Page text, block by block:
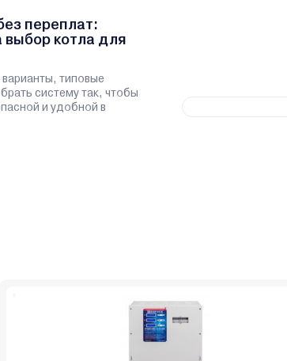
переплат:
выбор котла для
типовые
систему так, чтобы
и удобной в